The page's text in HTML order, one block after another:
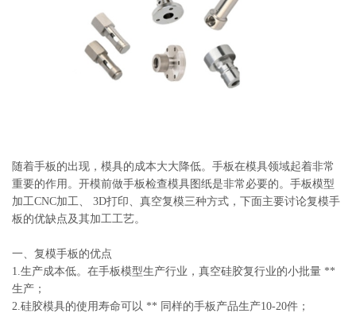
随着手板的出现，模具的成本大大降低。手板在模具领域起着非常
重要的作用。开模前做手板检查模具图纸是非常必要的。手板模型
加工CNC加工、 3D打印、真空复模三种方式，下面主要讨论复模手
板的优缺点及其加工工艺。
一、复模手板的优点
1.生产成本低。在手板模型生产行业，真空硅胶复行业的小批量 **
生产；
2.硅胶模具的使用寿命可以 ** 同样的手板产品生产10-20件；